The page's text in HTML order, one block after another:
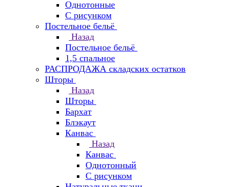
Однотонные
С рисунком
Постельное бельё
Назад
Постельное бельё
1,5 спальное
РАСПРОДАЖА складских остатков
Шторы
Назад
Шторы
Бархат
Блэкаут
Канвас
Назад
Канвас
Однотонный
С рисунком